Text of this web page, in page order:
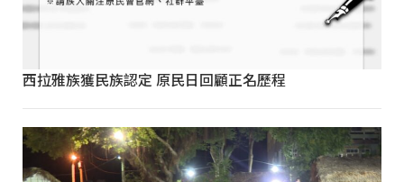
西拉雅族獲民族認定 原民日回顧正名歷程